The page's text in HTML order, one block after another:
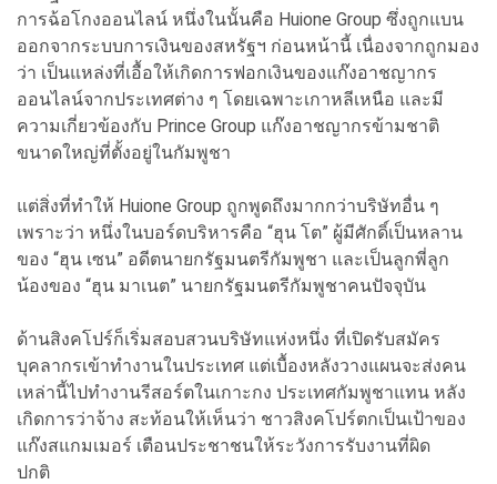
การฉ้อโกงออนไลน์ หนึ่งในนั้นคือ Huione Group ซึ่งถูกแบน
ออกจากระบบการเงินของสหรัฐฯ ก่อนหน้านี้ เนื่องจากถูกมอง
ว่า เป็นแหล่งที่เอื้อให้เกิดการฟอกเงินของแก๊งอาชญากร
ออนไลน์จากประเทศต่าง ๆ โดยเฉพาะเกาหลีเหนือ และมี
ความเกี่ยวข้องกับ Prince Group แก๊งอาชญากรข้ามชาติ
ขนาดใหญ่ที่ตั้งอยู่ในกัมพูชา
แต่สิ่งที่ทำให้ Huione Group ถูกพูดถึงมากกว่าบริษัทอื่น ๆ
เพราะว่า หนึ่งในบอร์ดบริหารคือ “ฮุน โต” ผู้มีศักดิ์เป็นหลาน
ของ “ฮุน เซน” อดีตนายกรัฐมนตรีกัมพูชา และเป็นลูกพี่ลูก
น้องของ “ฮุน มาเนต” นายกรัฐมนตรีกัมพูชาคนปัจจุบัน
ด้านสิงคโปร์ก็เริ่มสอบสวนบริษัทแห่งหนึ่ง ที่เปิดรับสมัคร
บุคลากรเข้าทำงานในประเทศ แต่เบื้องหลังวางแผนจะส่งคน
เหล่านี้ไปทำงานรีสอร์ตในเกาะกง ประเทศกัมพูชาแทน หลัง
เกิดการว่าจ้าง สะท้อนให้เห็นว่า ชาวสิงคโปร์ตกเป็นเป้าของ
แก๊งสแกมเมอร์ เตือนประชาชนให้ระวังการรับงานที่ผิด
ปกติ